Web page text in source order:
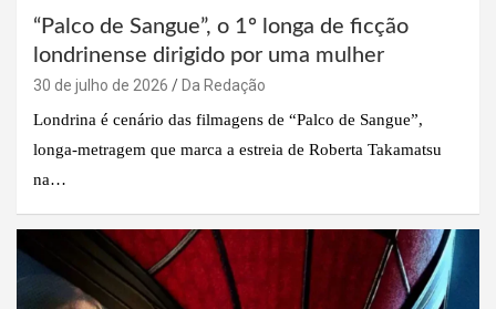
“Palco de Sangue”, o 1º longa de ficção
londrinense dirigido por uma mulher
30 de julho de 2026
Da Redação
Londrina é cenário das filmagens de “Palco de Sangue”,
longa-metragem que marca a estreia de Roberta Takamatsu
na…